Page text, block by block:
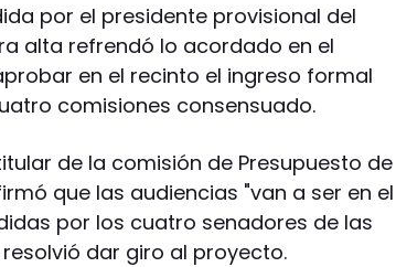
por el presidente provisional del
alta refrendó lo acordado en el
en el recinto el ingreso formal
comisiones consensuado.
de la comisión de Presupuesto de
que las audiencias "van a ser en el
por los cuatro senadores de las
dar giro al proyecto.